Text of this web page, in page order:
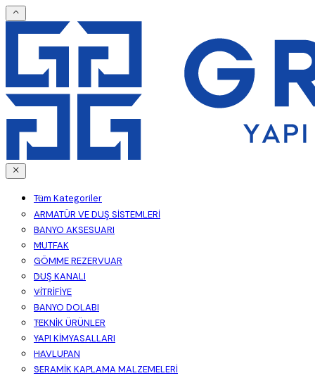
Tüm Kategoriler
ARMATÜR VE DUŞ SİSTEMLERİ
BANYO AKSESUARI
MUTFAK
GÖMME REZERVUAR
DUŞ KANALI
VİTRİFİYE
BANYO DOLABI
TEKNİK ÜRÜNLER
YAPI KİMYASALLARI
HAVLUPAN
SERAMİK KAPLAMA MALZEMELERİ